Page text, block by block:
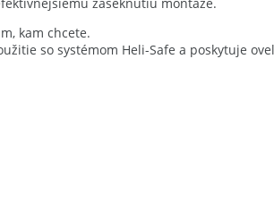
kam chcete.
so systémom Heli-Safe a poskytuje